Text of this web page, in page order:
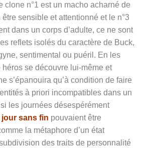
clone n°1 est un macho acharné de
être sensible et attentionné et le n°3
dans un corps d’adulte, ce ne sont
reflets isolés du caractère de Buck,
sentimental ou puéril. En les
héros se découvre lui-même et
s’épanouira qu’à condition de faire
à priori incompatibles dans un
les journées désespérément
jour sans fin pouvaient être
la métaphore d’un état
des traits de personnalité